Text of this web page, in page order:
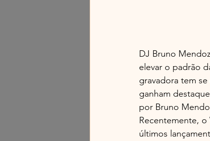
DJ Bruno
elevar o padrão
gravadora tem
ganham
por Bruno
Recentemente,
últimos